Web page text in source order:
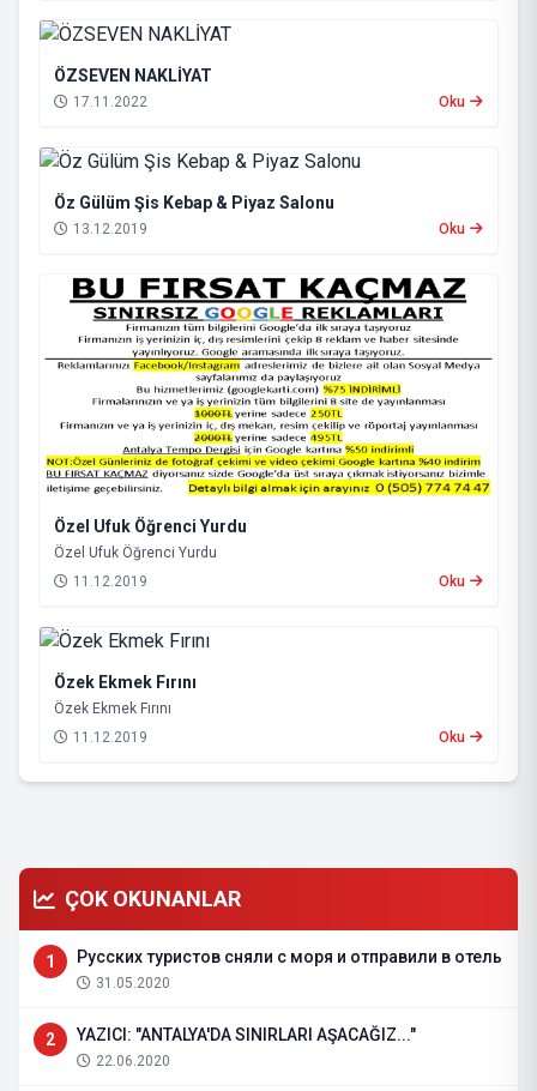
ÖZSEVEN NAKLİYAT
17.11.2022 Oku
Öz Gülüm Şis Kebap & Piyaz Salonu
13.12.2019 Oku
Özel Ufuk Öğrenci Yurdu
Özel Ufuk Öğrenci Yurdu
11.12.2019
Oku
Özek Ekmek Fırını
Özek Ekmek Fırını
11.12.2019
Oku
ÇOK OKUNANLAR
1 Русских туристов сняли с моря и отправили в отель
31.05.2020
2 YAZICI: "ANTALYA'DA SINIRLARI AŞACAĞIZ..."
22.06.2020